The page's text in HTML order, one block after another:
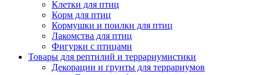
Клетки для птиц
Корм для птиц
Кормушки и поилки для птиц
Лакомства для птиц
Фигурки с птицами
Товары для рептилий и террариумистики
Декорации и грунты для террариумов